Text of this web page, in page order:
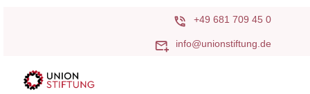
+49 681 709 45 0
info@unionstiftung.de